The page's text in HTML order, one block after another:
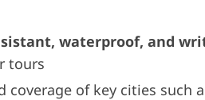
waterproof, and
tours
coverage of key cities such